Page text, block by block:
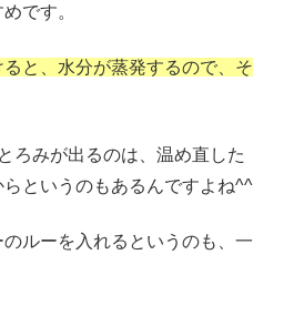
です。
と、水分が蒸発するので、そ
ろみが出るのは、温め直した
というのもあるんですよね^^
ルーを入れるというのも、一